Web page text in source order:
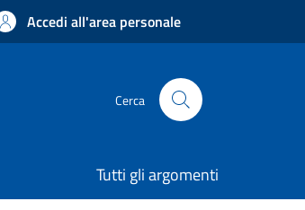
Accedi all'area personale
Cerca
Tutti gli argomenti